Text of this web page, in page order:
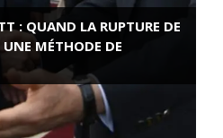
: QUAND LA RUPTURE DE
MÉTHODE DE
DE LA RESISTANCE